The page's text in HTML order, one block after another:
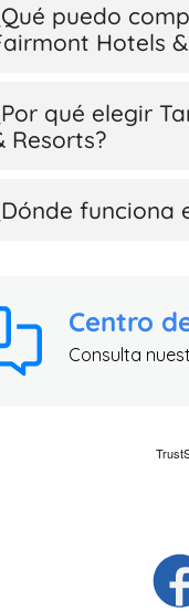
puedo
Hotels
qué elegir
Resorts?
funciona
Centro
Consulta